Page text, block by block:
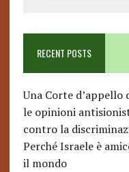
RECENT POSTS
Una Corte d’appello
le opinioni
contro la
Perché Israele è
il mondo